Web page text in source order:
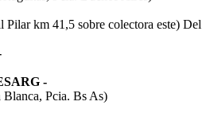
Pilar km 41,5 sobre colectora este) Del
-
Pcia. Bs As)